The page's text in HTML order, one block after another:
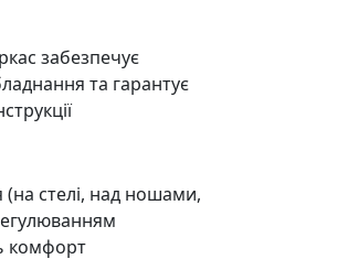
забезпечує
та гарантує
(на стелі, над ношами,
комфорт